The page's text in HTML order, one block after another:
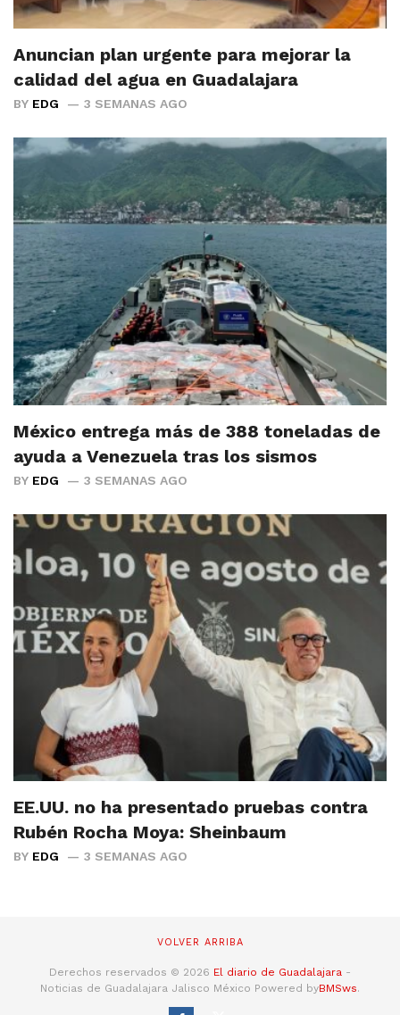
Anuncian plan urgente para mejorar la
calidad del agua en Guadalajara
BY EDG 3 SEMANAS AGO
México entrega más de 388 toneladas de
ayuda a Venezuela tras los sismos
BY EDG 3 SEMANAS AGO
EE.UU. no ha presentado pruebas contra
Rubén Rocha Moya: Sheinbaum
BY EDG 3 SEMANAS AGO
VOLVER ARRIBA
Derechos reservados © 2026 El diario de Guadalajara -
Noticias de Guadalajara Jalisco México Powered byBMSws.